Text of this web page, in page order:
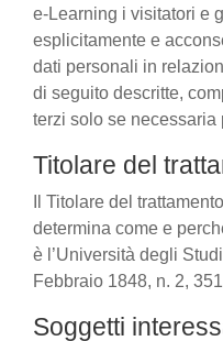
e-Learning i visitatori e
esplicitamente e
dati personali in
di seguito descritte,
terzi solo se necessaria
Titolare del
Il Titolare del
determina come e
è l’Università degli
Febbraio 1848, n. 2,
Soggetti